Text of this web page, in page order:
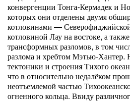
конвергенции Тонга-Кермадек и
которых они отделены двумя
котловинами —
котловиной Лау на востоке, а
трансформных разломов, в том
разлома и хребтом Мэтью-Хантер.
тектоники и строения Тихого
что в относительно недалёком
неотъемлемой частью
огненного кольца. Ввиду